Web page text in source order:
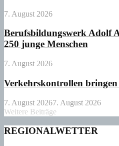
7. August 2026
Berufsbildungswerk Adolf
250 junge Menschen
7. August 2026
Verkehrskontrollen
7. August 20267. August 2026
Weitere Beiträge
REGIONALWETTER